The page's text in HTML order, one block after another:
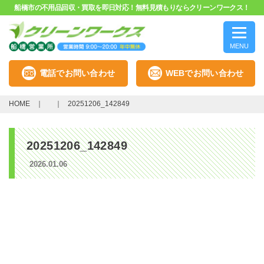
船橋市の不用品回収・買取を即日対応！無料見積もりならクリーンワークス！
MENU
電話でお問い合わせ WEBでお問い合わせ
HOME 20251206_142849
20251206_142849
2026.01.06